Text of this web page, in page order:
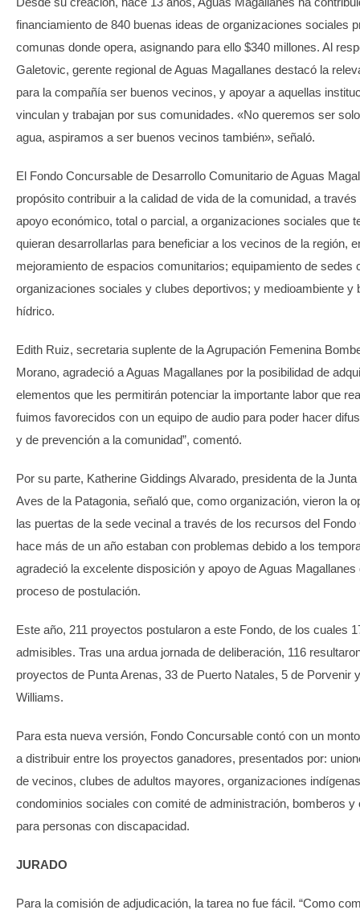
financiamiento de 840 buenas ideas de organizaciones sociales
comunas donde opera, asignando para ello $340 millones. Al
Galetovic, gerente regional de Aguas Magallanes destacó la
para la compañía ser buenos vecinos, y apoyar a aquellas
vinculan y trabajan por sus comunidades. «No queremos ser
agua, aspiramos a ser buenos vecinos también», señaló.
El Fondo Concursable de Desarrollo Comunitario de Aguas
propósito contribuir a la calidad de vida de la comunidad, a
apoyo económico, total o parcial, a organizaciones sociales que
quieran desarrollarlas para beneficiar a los vecinos de la región,
mejoramiento de espacios comunitarios; equipamiento de sedes
organizaciones sociales y clubes deportivos; y medioambiente y
hídrico.
Edith Ruiz, secretaria suplente de la Agrupación Femenina
Morano, agradeció a Aguas Magallanes por la posibilidad de
elementos que les permitirán potenciar la importante labor que
fuimos favorecidos con un equipo de audio para poder hacer
y de prevención a la comunidad”, comentó.
Por su parte, Katherine Giddings Alvarado, presidenta de la Junta
Aves de la Patagonia, señaló que, como organización, vieron la
las puertas de la sede vecinal a través de los recursos del
hace más de un año estaban con problemas debido a los
agradeció la excelente disposición y apoyo de Aguas Magallanes
proceso de postulación.
Este año, 211 proyectos postularon a este Fondo, de los cuales
admisibles. Tras una ardua jornada de deliberación, 116
proyectos de Punta Arenas, 33 de Puerto Natales, 5 de Porvenir
Williams.
Para esta nueva versión, Fondo Concursable contó con un
a distribuir entre los proyectos ganadores, presentados por:
de vecinos, clubes de adultos mayores, organizaciones
condominios sociales con comité de administración, bomberos y
para personas con discapacidad.
JURADO
Para la comisión de adjudicación, la tarea no fue fácil. “Como